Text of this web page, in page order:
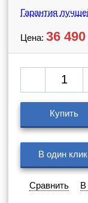
Гарантия
Цена:36 490
Купить
В один клик
Сравнить В